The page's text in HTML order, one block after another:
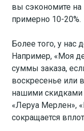
вы сэкономите
примерно 10-20%.
Более того, у нас
Например, «Моя
суммы заказа,
воскресенье или
нашими скидками
«Леруа Мерлен»,
сокращается